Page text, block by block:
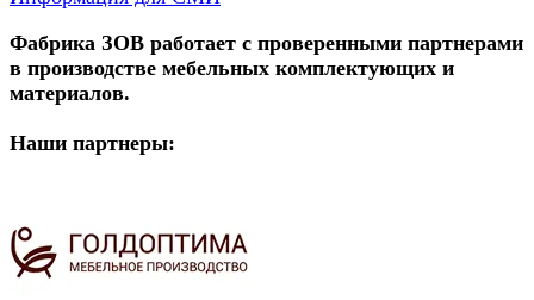
Фабрика ЗОВ работает с проверенными партнерами
в производстве мебельных комплектующих и
материалов.
Наши партнеры: